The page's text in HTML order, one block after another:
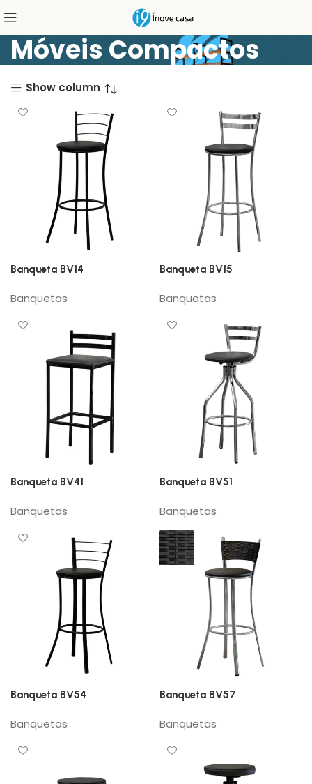
Móveis Compactos
Show column
Banqueta BV14
Banquetas
Banqueta BV15
Banquetas
Banqueta BV41
Banquetas
Banqueta BV51
Banquetas
Banqueta BV54
Banquetas
Banqueta BV57
Banquetas